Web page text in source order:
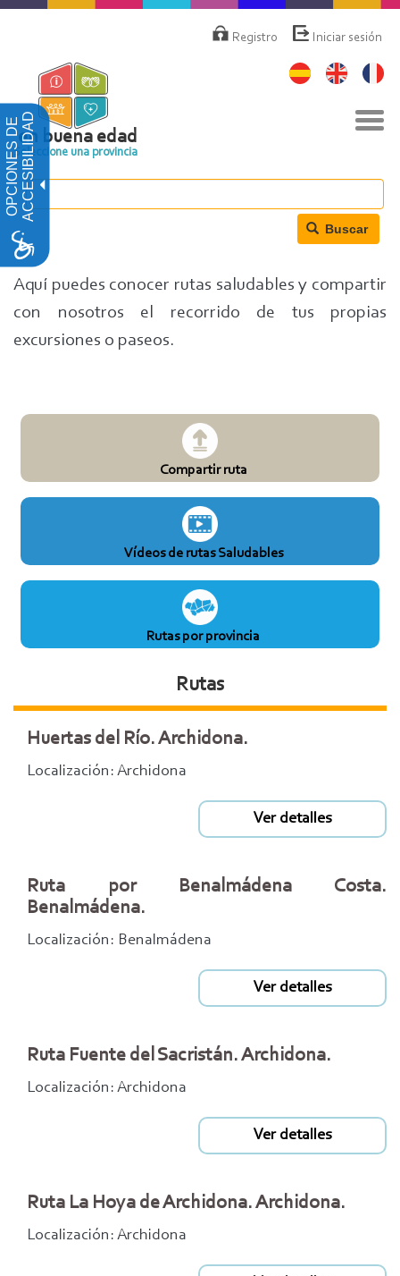
OPCIONES DEACCESIBILIDAD
Pasar
contenido
principal
deRegistro Iniciar sesión
en buena edad
Seleccione una provincia
Buscar
Aquí puedes conocer rutas saludables y compartir
con nosotros el recorrido de tus propias
excursiones o paseos.
Compartir ruta
Vídeos de rutas Saludables
Rutas por provincia
Rutas
Huertas del Río. Archidona.
Localización: Archidona
Ver detalles
Ruta por Benalmádena Costa.
Benalmádena.
Localización: Benalmádena
Ver detalles
Ruta Fuente del Sacristán. Archidona.
Localización: Archidona
Ver detalles
Ruta La Hoya de Archidona. Archidona.
Localización: Archidona